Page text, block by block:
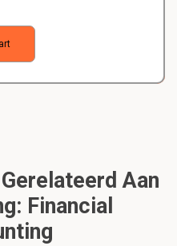
Aan
Financial